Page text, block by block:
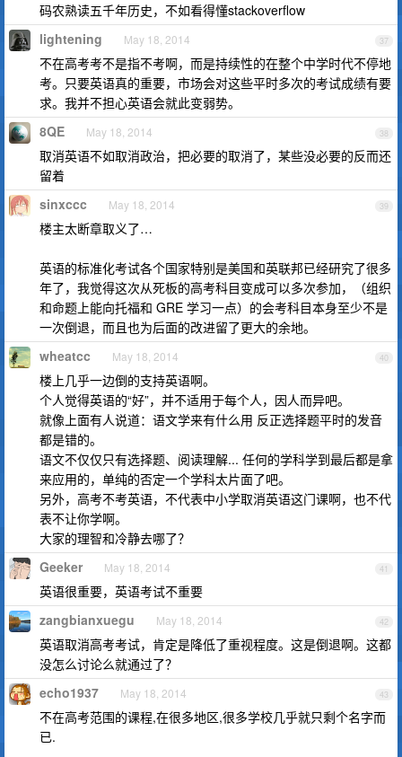
码农熟读五千年历史，不如看得懂stackoverflow
37
lightening May 18, 2014
不在高考考不是指不考啊，而是持续性的在整个中学时代不停地
考。只要英语真的重要，市场会对这些平时多次的考试成绩有要
求。我并不担心英语会就此变弱势。
38
8QE May 18, 2014
取消英语不如取消政治，把必要的取消了，某些没必要的反而还
留着
39
sinxccc May 18, 2014
楼主太断章取义了…
英语的标准化考试各个国家特别是美国和英联邦已经研究了很多
年了，我觉得这次从死板的高考科目变成可以多次参加，（组织
和命题上能向托福和 GRE 学习一点）的会考科目本身至少不是
一次倒退，而且也为后面的改进留了更大的余地。
40
wheatcc May 18, 2014
楼上几乎一边倒的支持英语啊。
个人觉得英语的“好”，并不适用于每个人，因人而异吧。
就像上面有人说道：语文学来有什么用 反正选择题平时的发音
都是错的。
语文不仅仅只有选择题、阅读理解... 任何的学科学到最后都是拿
来应用的，单纯的否定一个学科太片面了吧。
另外，高考不考英语，不代表中小学取消英语这门课啊，也不代
表不让你学啊。
大家的理智和冷静去哪了？
41
Geeker May 18, 2014
英语很重要，英语考试不重要
42
zangbianxuegu May 18, 2014
英语取消高考考试，肯定是降低了重视程度。这是倒退啊。这都
没怎么讨论么就通过了？
43
echo1937 May 18, 2014
不在高考范围的课程,在很多地区,很多学校几乎就只剩个名字而
已.